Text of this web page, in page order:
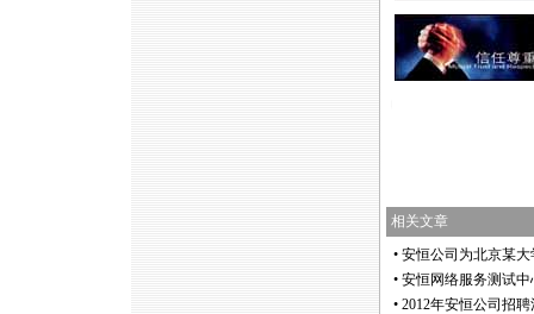
相关文章
• 安恒公司为北京某
• 安恒网络服务测试
• 2012年安恒公司招